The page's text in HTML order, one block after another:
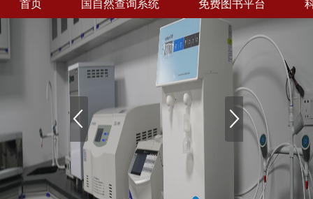
首页 国自然查询系统 免费图书平台